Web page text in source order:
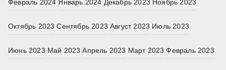
Февраль 2024 Январь 2024 Декабрь 2023 Ноябрь 2023
Октябрь 2023 Сентябрь 2023 Август 2023 Июль 2023
Июнь 2023 Май 2023 Апрель 2023 Март 2023 Февраль 2023